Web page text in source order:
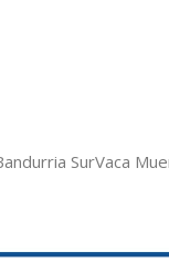
SurVaca